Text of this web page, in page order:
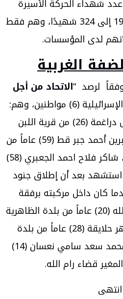
شهداء الحركة الأسيرة
الفلسطينية منذ عام 1967 إلى 324 شهيدًا، وهم فقط
لدى المؤسسات.
الغربية
لرصد “الاتحاد من أجل
“، قتلت القوات الإسرائيلية (6) مواطنين، وهم:
خطاب محمد إسماعيل دراغمة (26) من قرية اللبن
الشرقية جنوب نابلس، جبرين أحمد جبر قط (59) عاماً من
قرية مادما جنوب نابلس، شاكر فلاح احمد الجعبري (58)
استشهد بعد أن إطلاق جنود
كان داخل مركبته برفقة
عائلته، محمد ناجح نصر الله (20) عاماً من بلدة الظاهرية
في الخليل، قصي ماهر حلايقة (28) عاماً من بلدة
الشيوح قضاء الخليل، محمد سعد سامي نعسان (14)
قضاء رام الله.
انتهى